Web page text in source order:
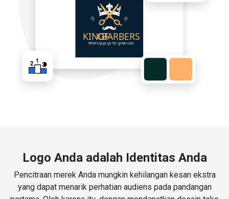
Logo Anda adalah Identitas Anda
Pencitraan merek Anda mungkin kehilangan kesan ekstra
yang dapat menarik perhatian audiens pada pandangan